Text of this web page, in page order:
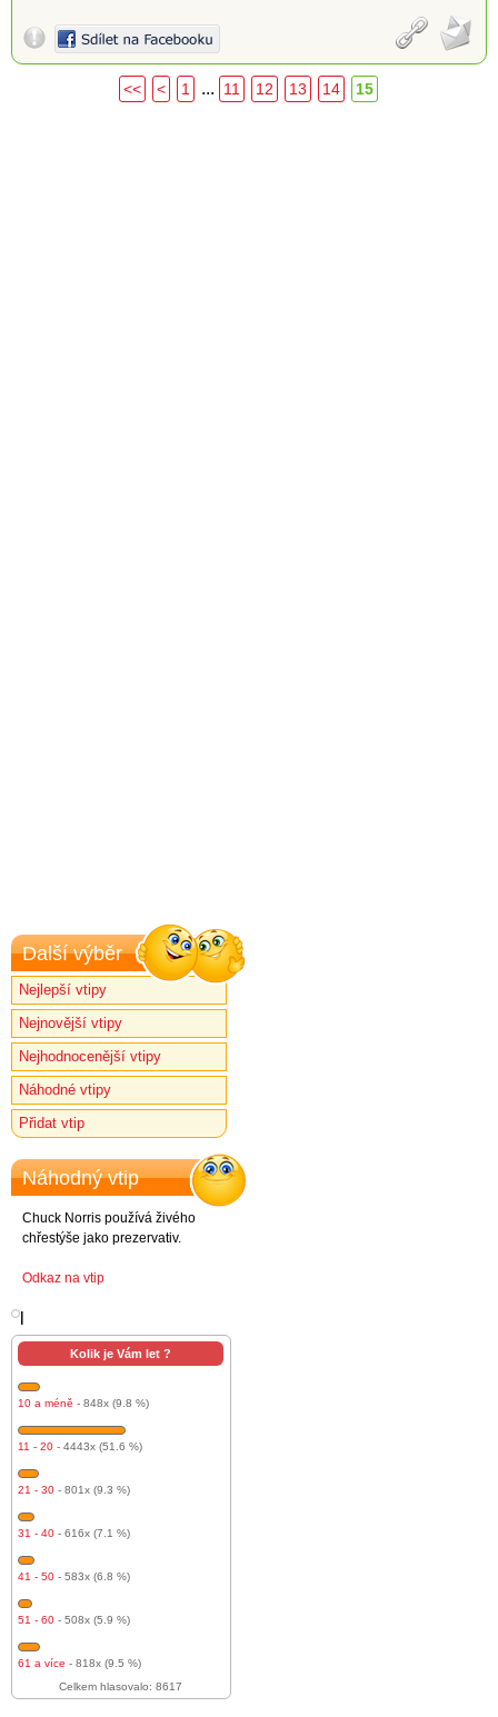
<< < 1 ... 11 12 13 14 15
Další výběr
Nejlepší vtipy
Nejnovější vtipy
Nejhodnocenější vtipy
Náhodné vtipy
Přidat vtip
Náhodný vtip
Chuck Norris používá živého
chřestýše jako prezervativ.
Odkaz na vtip
Kolik je Vám let ?
10 a méně - 848x (9.8 %)
11 - 20 - 4443x (51.6 %)
21 - 30 - 801x (9.3 %)
31 - 40 - 616x (7.1 %)
41 - 50 - 583x (6.8 %)
51 - 60 - 508x (5.9 %)
61 a více - 818x (9.5 %)
Celkem hlasovalo: 8617